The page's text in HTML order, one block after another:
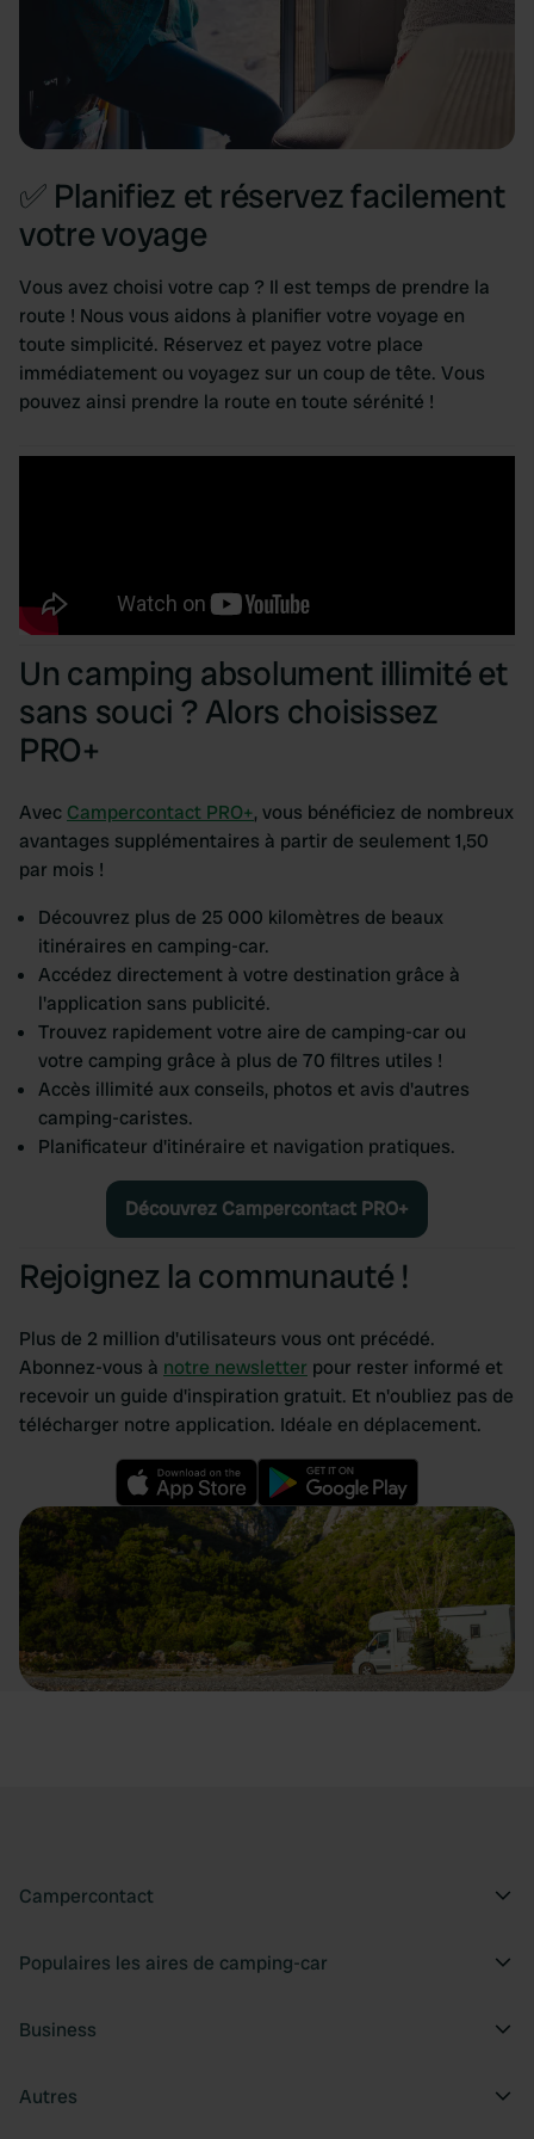
✅ Planifiez et réservez facilement
votre voyage
Vous avez choisi votre cap ? Il est temps de prendre la
route ! Nous vous aidons à planifier votre voyage en
toute simplicité. Réservez et payez votre place
immédiatement ou voyagez sur un coup de tête. Vous
pouvez ainsi prendre la route en toute sérénité !
Un camping absolument illimité et
sans souci ? Alors choisissez
PRO+
Avec Campercontact PRO+, vous bénéficiez de nombreux
avantages supplémentaires à partir de seulement 1,50
par mois !
Découvrez plus de 25 000 kilomètres de beaux
itinéraires en camping-car.
Accédez directement à votre destination grâce à
l'application sans publicité.
Trouvez rapidement votre aire de camping-car ou
votre camping grâce à plus de 70 filtres utiles !
Accès illimité aux conseils, photos et avis d'autres
camping-caristes.
Planificateur d'itinéraire et navigation pratiques.
Découvrez Campercontact PRO+
Rejoignez la communauté !
Plus de 2 million d'utilisateurs vous ont précédé.
Abonnez-vous à notre newsletter pour rester informé et
recevoir un guide d'inspiration gratuit. Et n'oubliez pas de
télécharger notre application. Idéale en déplacement.
Campercontact
Populaires les aires de camping-car
Business
Autres